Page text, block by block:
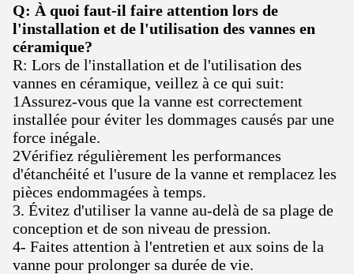
Q: À quoi faut-il faire attention lors de
l'installation et de l'utilisation des vannes en
céramique?
R: Lors de l'installation et de l'utilisation des
vannes en céramique, veillez à ce qui suit:
1Assurez-vous que la vanne est correctement
installée pour éviter les dommages causés par une
force inégale.
2Vérifiez régulièrement les performances
d'étanchéité et l'usure de la vanne et remplacez les
pièces endommagées à temps.
3. Évitez d'utiliser la vanne au-delà de sa plage de
conception et de son niveau de pression.
4- Faites attention à l'entretien et aux soins de la
vanne pour prolonger sa durée de vie.